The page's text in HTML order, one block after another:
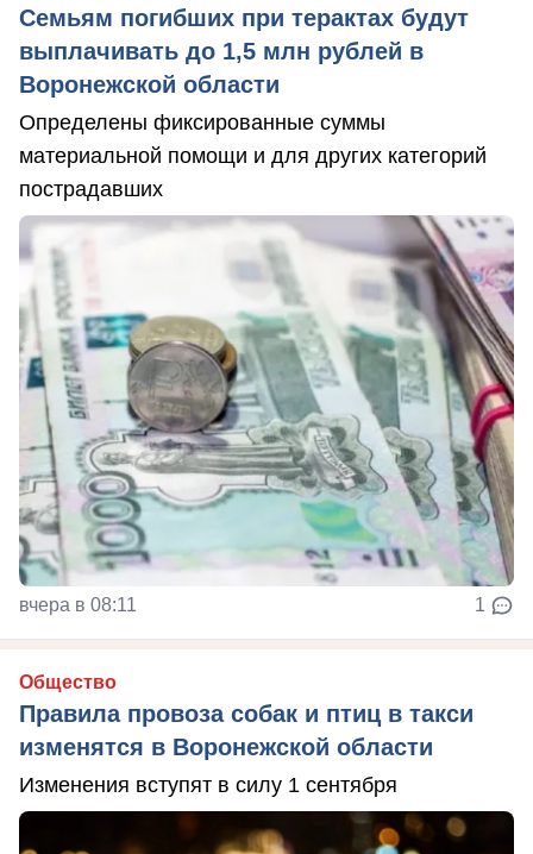
Семьям погибших при терактах будут
выплачивать до 1,5 млн рублей в
Воронежской области
Определены фиксированные суммы
материальной помощи и для других категорий
пострадавших
вчера в 08:11 1
Общество
Правила провоза собак и птиц в такси
изменятся в Воронежской области
Изменения вступят в силу 1 сентября